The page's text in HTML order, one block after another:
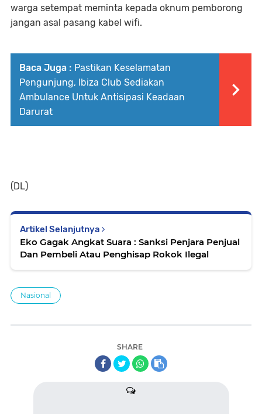
warga setempat meminta kepada oknum pemborong
jangan asal pasang kabel wifi.
Baca Juga : Pastikan Keselamatan
Pengunjung, Ibiza Club Sediakan
Ambulance Untuk Antisipasi Keadaan
Darurat
(DL)
Artikel Selanjutnya
Eko Gagak Angkat Suara : Sanksi Penjara Penjual
Dan Pembeli Atau Penghisap Rokok Ilegal
Nasional
SHARE